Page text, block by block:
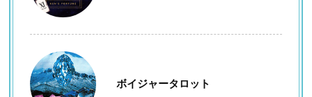
ボイジャータロット